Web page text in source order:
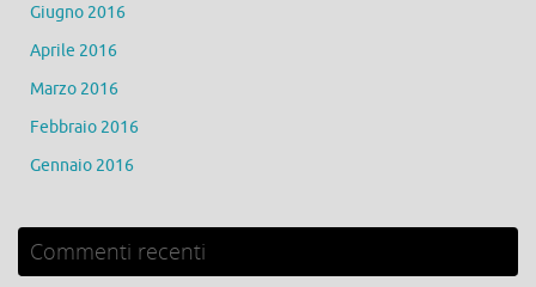
Giugno 2016
Aprile 2016
Marzo 2016
Febbraio 2016
Gennaio 2016
Commenti recenti